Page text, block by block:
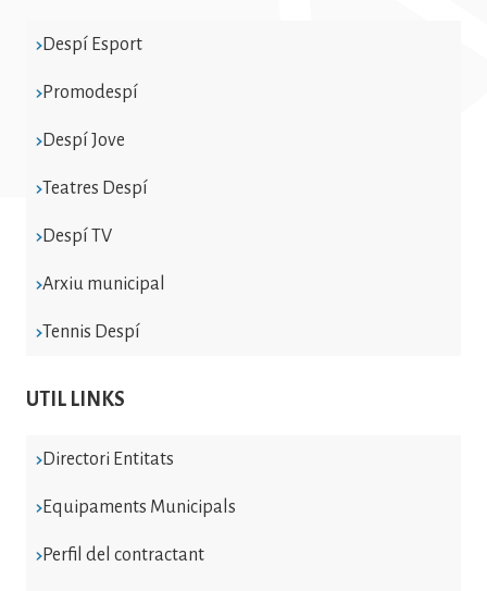
Despí Esport
Promodespí
Despí Jove
Teatres Despí
Despí TV
Arxiu municipal
Tennis Despí
UTIL LINKS
Directori Entitats
Equipaments Municipals
Perfil del contractant